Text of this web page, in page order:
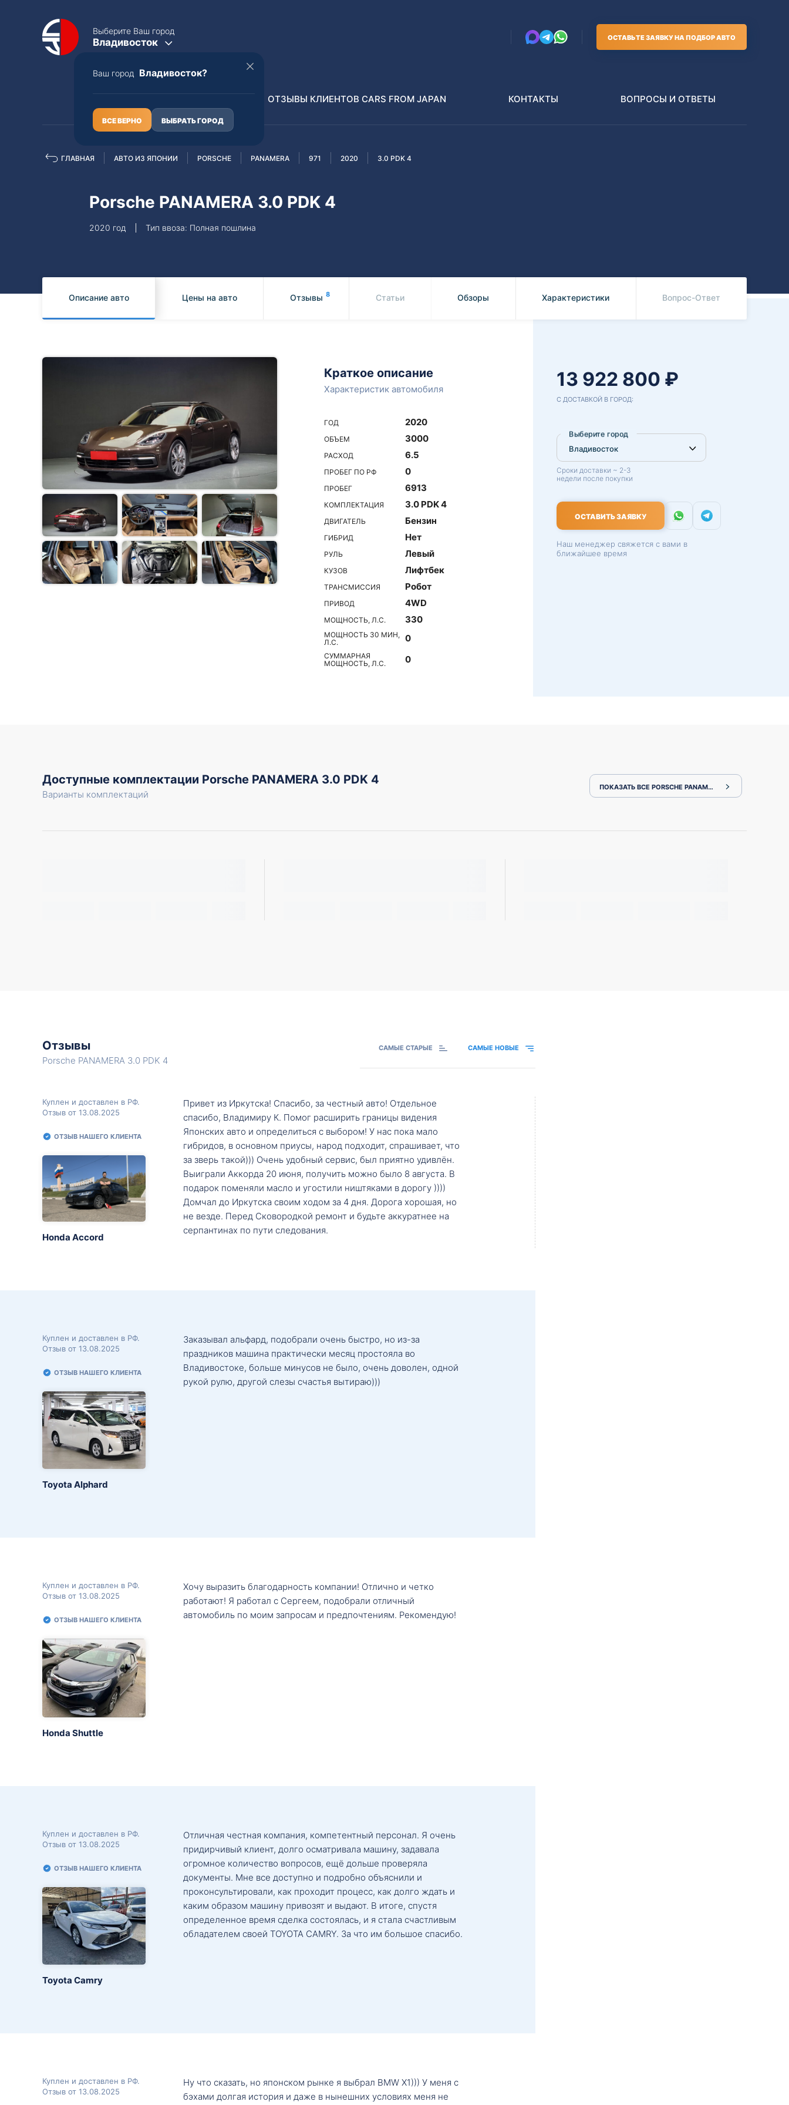
Выберите Ваш город
Владивосток
Ваш город Владивосток?
ВСЕ ВЕРНО ВЫБРАТЬ ГОРОД
ОСТАВЬТЕ ЗАЯВКУ НА ПОДБОР АВТО
Полная пошлина
Subaru
Распилы и конструкторы
ОТЗЫВЫ КЛИЕНТОВ CARS FROM JAPAN КОНТАКТЫ ВОПРОСЫ И ОТВЕТЫ
ГЛАВНАЯ АВТО ИЗ ЯПОНИИ PORSCHE PANAMERA 971 2020 3.0 PDK 4
Porsche PANAMERA 3.0 PDK 4
2020 год Тип ввоза: Полная пошлина
Описание авто Цены на авто Отзывы 8 Статьи Обзоры Характеристики Вопрос-Ответ
Краткое описание
Характеристик автомобиля
ГОД 2020
ОБЪЕМ 3000
РАСХОД 6.5
ПРОБЕГ ПО РФ 0
ПРОБЕГ 6913
КОМПЛЕКТАЦИЯ 3.0 PDK 4
ДВИГАТЕЛЬ Бензин
ГИБРИД Нет
РУЛЬ Левый
КУЗОВ Лифтбек
ТРАНСМИССИЯ Робот
ПРИВОД 4WD
МОЩНОСТЬ, Л.С. 330
МОЩНОСТЬ 30 МИН,
Л.С.
0
СУММАРНАЯ
МОЩНОСТЬ, Л.С.
0
13 922 800 ₽
С ДОСТАВКОЙ В ГОРОД:
Выберите город
Сроки доставки ~ 2-3
недели после покупки
ОСТАВИТЬ ЗАЯВКУ
Наш менеджер свяжется с вами в
ближайшее время
Доступные комплектации Porsche PANAMERA 3.0 PDK 4
Варианты комплектаций
ПОКАЗАТЬ ВСЕ PORSCHE PANAMERA 971
Отзывы
Porsche PANAMERA 3.0 PDK 4
САМЫЕ СТАРЫЕ САМЫЕ НОВЫЕ
Куплен и доставлен в РФ.
Отзыв от 13.08.2025
ОТЗЫВ НАШЕГО КЛИЕНТА
Honda Accord
Привет из Иркутска! Спасибо, за честный авто! Отдельное
спасибо, Владимиру К. Помог расширить границы видения
Японских авто и определиться с выбором! У нас пока мало
гибридов, в основном приусы, народ подходит, спрашивает, что
за зверь такой))) Очень удобный сервис, был приятно удивлён.
Выиграли Аккорда 20 июня, получить можно было 8 августа. В
подарок поменяли масло и угостили ништяками в дорогу ))))
Домчал до Иркутска своим ходом за 4 дня. Дорога хорошая, но
не везде. Перед Сковородкой ремонт и будьте аккуратнее на
серпантинах по пути следования.
Куплен и доставлен в РФ.
Отзыв от 13.08.2025
ОТЗЫВ НАШЕГО КЛИЕНТА
Toyota Alphard
Заказывал альфард, подобрали очень быстро, но из-за
праздников машина практически месяц простояла во
Владивостоке, больше минусов не было, очень доволен, одной
рукой рулю, другой слезы счастья вытираю)))
Куплен и доставлен в РФ.
Отзыв от 13.08.2025
ОТЗЫВ НАШЕГО КЛИЕНТА
Honda Shuttle
Хочу выразить благодарность компании! Отлично и четко
работают! Я работал с Сергеем, подобрали отличный
автомобиль по моим запросам и предпочтениям. Рекомендую!
Куплен и доставлен в РФ.
Отзыв от 13.08.2025
ОТЗЫВ НАШЕГО КЛИЕНТА
Toyota Camry
Отличная честная компания, компетентный персонал. Я очень
придирчивый клиент, долго осматривала машину, задавала
огромное количество вопросов, ещё дольше проверяла
документы. Мне все доступно и подробно объяснили и
проконсультировали, как проходит процесс, как долго ждать и
каким образом машину привозят и выдают. В итоге, спустя
определенное время сделка состоялась, и я стала счастливым
обладателем своей TOYOTA CAMRY. За что им большое спасибо.
Куплен и доставлен в РФ.
Отзыв от 13.08.2025
Ну что сказать, но японском рынке я выбрал BMW X1))) У меня с
бэхами долгая история и даже в нынешних условиях меня не